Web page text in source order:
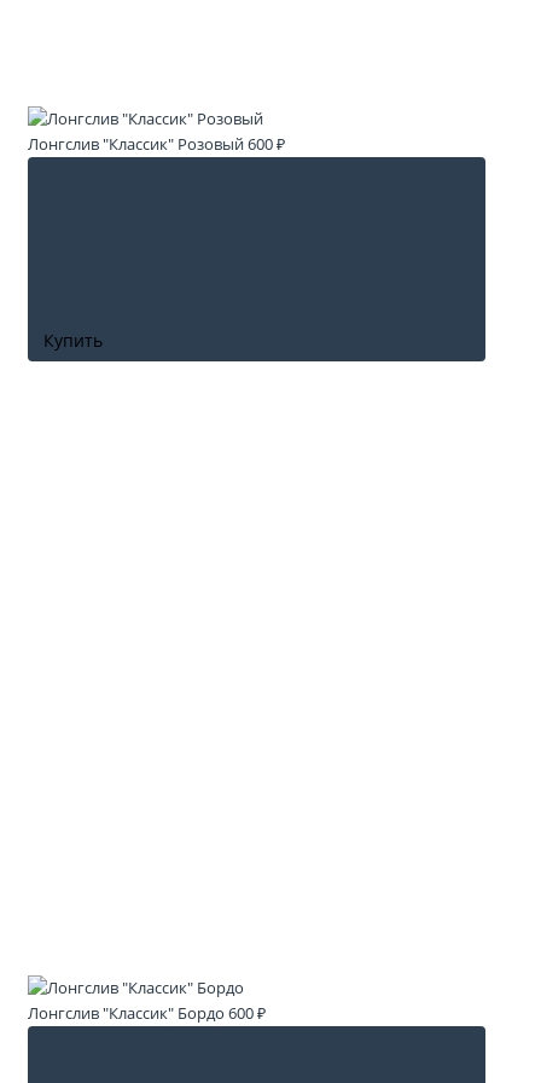
Лонгслив "Классик" Розовый600 ₽
Купить
Лонгслив "Классик" Бордо 600 ₽